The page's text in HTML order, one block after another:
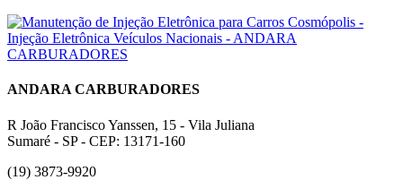
ANDARA CARBURADORES
R João Francisco Yanssen, 15 - Vila Juliana
Sumaré - SP - CEP: 13171-160
(19) 3873-9920